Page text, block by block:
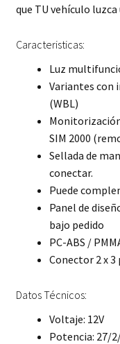
que TU vehículo
Caracteristicas:
Luz
Variantes con
(WBL)
SIM 2000
Sellada de
conectar.
Puede
Panel de
bajo pedido
PC-ABS /
Conector 2 x
Datos Técnicos:
Voltaje: 12V
Potencia: 27/